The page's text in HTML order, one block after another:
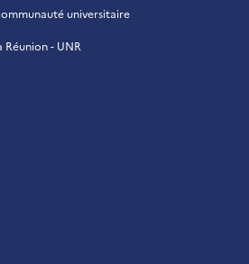
universitaire
- UNR